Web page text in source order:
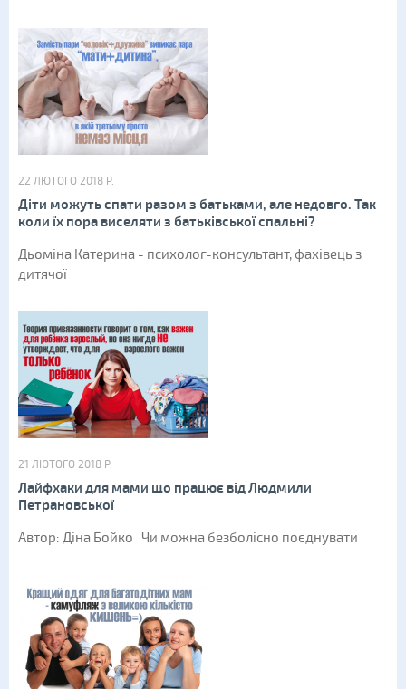
22 ЛЮТОГО 2018 Р.
Діти можуть спати разом з батьками, але недовго. Так
коли їх пора виселяти з батьківської спальні?
Дьоміна Катерина - психолог-консультант, фахівець з
дитячої
21 ЛЮТОГО 2018 Р.
Лайфхаки для мами що працює від Людмили
Петрановської
Автор: Діна Бойко Чи можна безболісно поєднувати